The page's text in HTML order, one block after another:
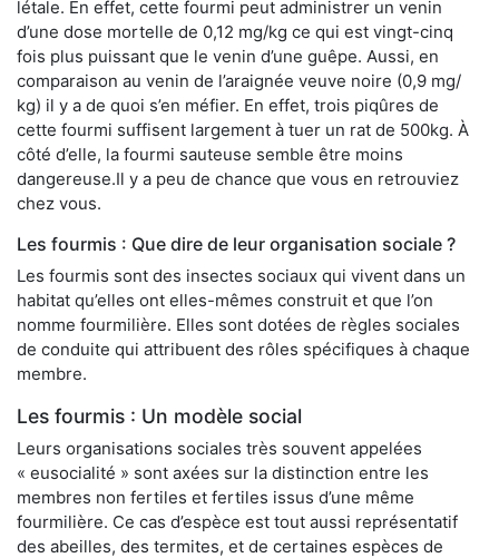
létale. En effet, cette fourmi peut administrer un venin
d’une dose mortelle de 0,12 mg/kg ce qui est vingt-cinq
fois plus puissant que le venin d’une guêpe. Aussi, en
comparaison au venin de l’araignée veuve noire (0,9 mg/
kg) il y a de quoi s’en méfier. En effet, trois piqûres de
cette fourmi suffisent largement à tuer un rat de 500kg. À
côté d’elle, la fourmi sauteuse semble être moins
dangereuse.Il y a peu de chance que vous en retrouviez
chez vous.
Les fourmis : Que dire de leur organisation sociale ?
Les fourmis sont des insectes sociaux qui vivent dans un
habitat qu’elles ont elles-mêmes construit et que l’on
nomme fourmilière. Elles sont dotées de règles sociales
de conduite qui attribuent des rôles spécifiques à chaque
membre.
Les fourmis : Un modèle social
Leurs organisations sociales très souvent appelées
« eusocialité » sont axées sur la distinction entre les
membres non fertiles et fertiles issus d’une même
fourmilière. Ce cas d’espèce est tout aussi représentatif
des abeilles, des termites, et de certaines espèces de